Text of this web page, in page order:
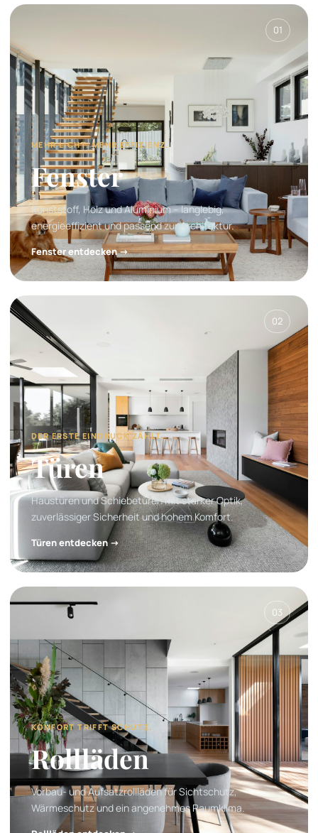
01
MEHR LICHT. MEHR EFFIZIENZ.
Fenster
Kunststoff, Holz und Aluminium – langlebig,
energieeffizient und passend zur Architektur.
Fenster entdecken →
02
DER ERSTE EINDRUCK ZÄHLT.
Türen
Haustüren und Schiebetüren mit starker Optik,
zuverlässiger Sicherheit und hohem Komfort.
Türen entdecken →
03
KOMFORT TRIFFT SCHUTZ.
Rollläden
Vorbau- und Aufsatzrollläden für Sichtschutz,
Wärmeschutz und ein angenehmes Raumklima.